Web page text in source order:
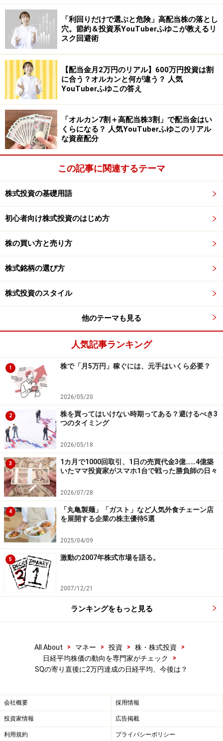
信用評価損益率の乖離幅を見ると、再び調整があっても不思
議では無い水準
2万円の大台に到達し次の株価の節目である2万500円ま
で一気に上昇していきそうな日経平均ですが、短期的に
は再び加熱感が出ており、調整を警戒する局面にありま
す。信用評価損益の売り方と買い方の差が再び10％を超
えてきました。日経平均2万円目前！なぜ上がり続ける
のか？でもお伝えしましたが、前回この警報が出たのは
3月23日（月）に1万9,754円まで上昇した時であり、そ
のあと一時的に相場は崩れ、4月1日に（水）1万9,035円
の終値をつけるまで調整して行きました。過去もこの信
できる実績を残しており、短期的には要注意の状況と見
ています。
前述のように、感覚的にもSQへ向けた無理矢理気味の日
系平均2万円達成でもあり、上昇実感の乏しい2万円のよ
うな気もします。もしそうであれば、大台達成が一つの
節目となって、再び一時的に調整となる可能性がありま
す。
しかし、もしも押し目買いの好機が訪れれば
本株ベストバイ50銘柄はこれだ！でご紹介したような高
ファンダメンタル銘柄は相変わらず絶好調でベストバイ
50銘柄の4月1日～13日までの平均上昇率は5.9％、1～15
位までの上位銘柄だけに絞ると6.8％の上昇となります。
同期間の日経平均の上昇率は4.1％ですから、上昇率は
1.44倍と1.66倍です。やはり、業績見通しや収益率、財
務内容が良く、株価も堅調な高ファンダメンタル銘柄は
マーケット全体の成績を上回る成績になりやすいと思い
ます。
参考：日本株通信
関連記事
最新版！日本株ベストバイ50銘柄はこれだ！
日経平均2万円目前！なぜ上がり続けるのか？
株価指数より数倍強い上昇をする銘柄の探し方
1万9000円超えの日本株、今後どの銘柄を買えば良い？
※記載されている情報は、正確かつ信頼しうると判断し
た情報源から入手しておりますが、その正確性または完
全性を保証したものではありません。予告無く変更され
る場合があります。また、資産運用、投資はリスクを伴
い申し上げます。
※記事内容は執筆時点のものです。最新の内容をご確認くださ
商品や投資行動を推奨するものではありません。
投資や資産運用に関する最終的なご判断はご自身の責任において
行ってください。
が、その内容を保証するものではなく、これに基づく損失・損害
「利回りだけで選ぶと危険」高配当株の落とし
穴。節約＆投資系YouTuberふゆこが教えるリ
スク回避術
【配当金月2万円のリアル】600万円投資は割
に合う？オルカンと何が違う？ 人気
YouTuberふゆこの答え
「オルカン7割＋高配当株3割」で配当金はい
くらになる？ 人気YouTuberふゆこのリアル
な資産配分
この記事に関連するテーマ
株式投資の基礎用語
初心者向け株式投資のはじめ方
株の買い方と売り方
株式銘柄の選び方
株式投資のスタイル
他のテーマも見る
人気記事ランキング
1 株で「月5万円」稼ぐには、元手はいくら必要？
2026/05/20
2
株を買ってはいけない時期ってある？避けるべき3
つのタイミング
2026/05/18
3
1カ月で1000回取引、1日の売買代金3億……4億築
いたママ投資家がスマホ1台で戦った勝負師の日々
2026/07/28
4
「丸亀製麺」「ガスト」など人気外食チェーン店
を展開する企業の株主優待5選
2025/04/09
5 激動の2007年株式市場を語る。
2007/12/21
ランキングをもっと見る
All About > マネー > 投資 > 株・株式投資
>
日経平均株価の動向を専門家がチェック
>
SQの寄り直後に2万円達成の日経平均、今後は？
会社概要 採用情報
投資家情報 広告掲載
利用規約 プライバシーポリシー